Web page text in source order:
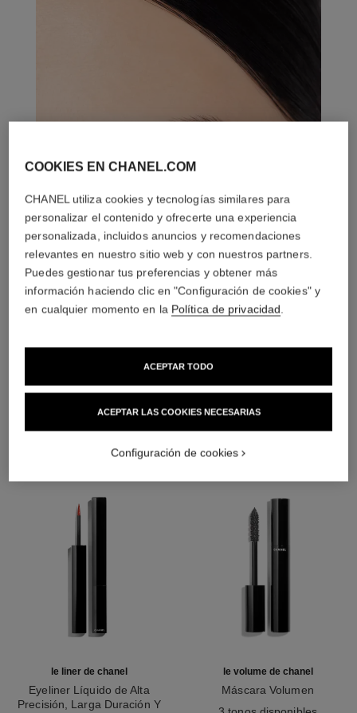
LA COMBINACIÓN PERFECTA
le liner de chanel
Eyeliner Líquido de Alta
Precisión, Larga Duración Y
le volume de chanel
Máscara Volumen
COOKIES EN CHANEL.COM
CHANEL utiliza cookies y tecnologías similares para
personalizar el contenido y ofrecerte una experiencia
personalizada, incluidos anuncios y recomendaciones
relevantes en nuestro sitio web y con nuestros partners.
Puedes gestionar tus preferencias y obtener más
información haciendo clic en "Configuración de cookies" y
en cualquier momento en la Política de privacidad.
ACEPTAR LAS COOKIES NECESARIAS
ACEPTAR TODO
Configuración de cookies